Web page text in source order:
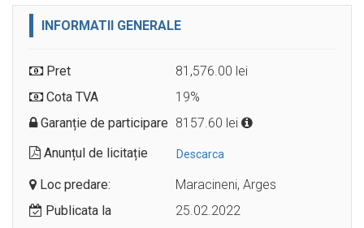
INFORMATII GENERALE
Pret
81,576.00 lei
Cota TVA
19%
Garanție de participare 8157.60 lei
Anunțul de licitație
Descarca
Loc predare:
Maracineni, Arges
Publicata la
25.02.2022